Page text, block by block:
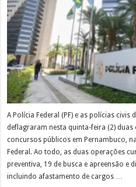
A Polícia Federal (PF) e as polícias civis
deflagraram nesta quinta-feira (2)
concursos públicos em Pernambuco,
Federal. Ao todo, as duas operações
preventiva, 19 de busca e apreensão e
incluindo afastamento de cargos …